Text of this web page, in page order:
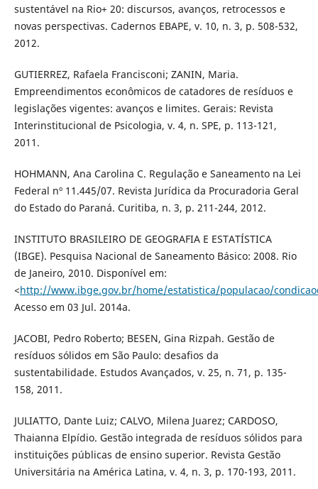
sustentável na Rio+ 20: discursos, avanços, retrocessos e
novas perspectivas. Cadernos EBAPE, v. 10, n. 3, p. 508-532,
2012.
GUTIERREZ, Rafaela Francisconi; ZANIN, Maria.
Empreendimentos econômicos de catadores de resíduos e
legislações vigentes: avanços e limites. Gerais: Revista
Interinstitucional de Psicologia, v. 4, n. SPE, p. 113-121,
2011.
HOHMANN, Ana Carolina C. Regulação e Saneamento na Lei
Federal nº 11.445/07. Revista Jurídica da Procuradoria Geral
do Estado do Paraná. Curitiba, n. 3, p. 211-244, 2012.
INSTITUTO BRASILEIRO DE GEOGRAFIA E ESTATÍSTICA
(IBGE). Pesquisa Nacional de Saneamento Básico: 2008. Rio
de Janeiro, 2010. Disponível em:
<http://www.ibge.gov.br/home/estatistica/populacao/
Acesso em 03 Jul. 2014a.
JACOBI, Pedro Roberto; BESEN, Gina Rizpah. Gestão de
resíduos sólidos em São Paulo: desafios da
sustentabilidade. Estudos Avançados, v. 25, n. 71, p. 135-
158, 2011.
JULIATTO, Dante Luiz; CALVO, Milena Juarez; CARDOSO,
Thaianna Elpídio. Gestão integrada de resíduos sólidos para
instituições públicas de ensino superior. Revista Gestão
Universitária na América Latina, v. 4, n. 3, p. 170-193, 2011.